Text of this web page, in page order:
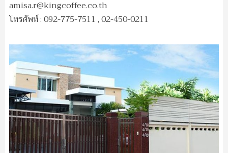
amisa.r@kingcoffee.co.th
โทรศัพท์ : 092-775-7511 , 02-450-0211